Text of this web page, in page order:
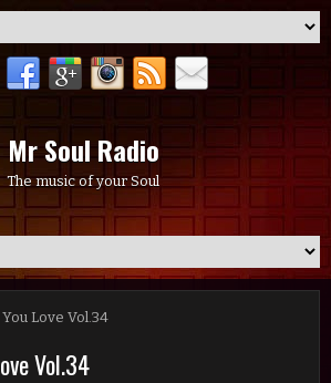
Mr Soul Radio
The music of your Soul
Love Vol.34
Vol.34